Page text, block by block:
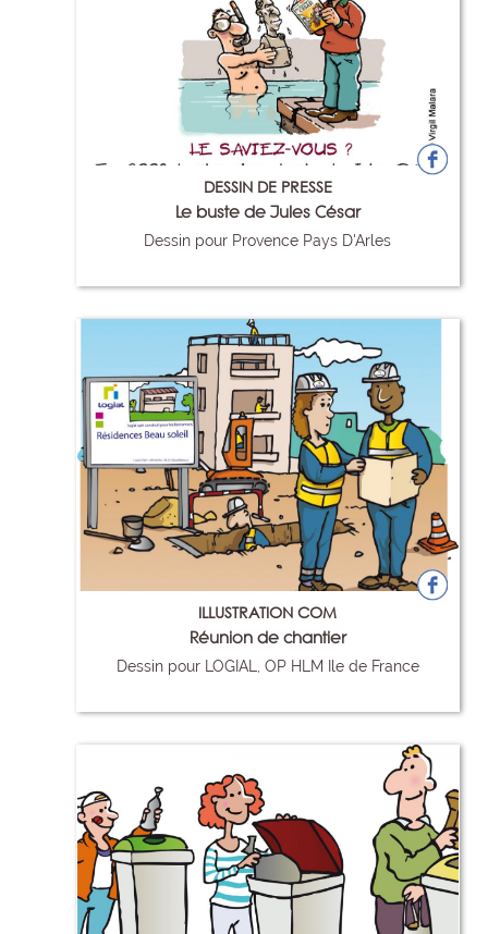
DESSIN DE PRESSE
Le buste de Jules César
Dessin pour Provence Pays D'Arles
ILLUSTRATION COM
Réunion de chantier
Dessin pour LOGIAL, OP HLM Ile de France